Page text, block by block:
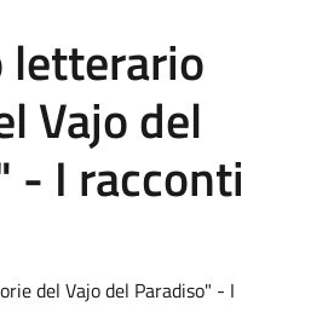
letterario
Vajo del
- I racconti
del Vajo del Paradiso" - I